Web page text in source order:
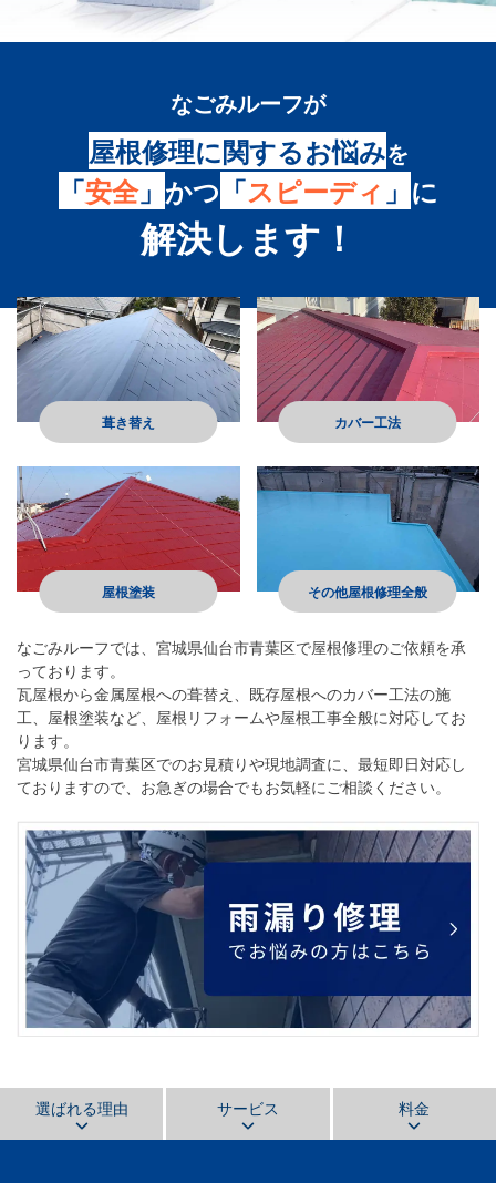
なごみルーフが
屋根修理に関するお悩みを
「安全」 かつ 「スピーディ 」 に
解決します！
葺き替え カバー工法
屋根塗装 その他屋根修理全般
なごみルーフでは、宮城県仙台市青葉区で屋根修理のご依頼を承
っております。
瓦屋根から金属屋根への葺替え、既存屋根へのカバー工法の施
工、屋根塗装など、屋根リフォームや屋根工事全般に対応してお
ります。
宮城県仙台市青葉区でのお見積りや現地調査に、最短即日対応し
ておりますので、お急ぎの場合でもお気軽にご相談ください。
選ばれる理由 サービス 料金